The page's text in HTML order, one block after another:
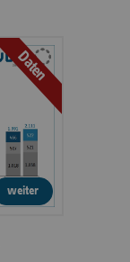
Daten
weiter